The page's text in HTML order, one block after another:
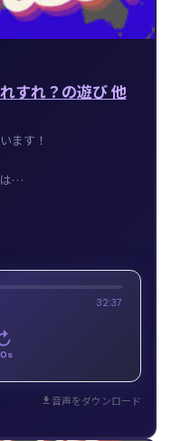
すれ？の遊び 他
ます！
は…
32:37
音声をダウンロード